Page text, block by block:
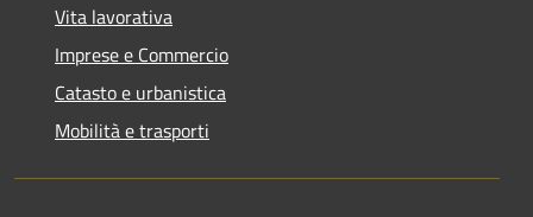
Vita lavorativa
Imprese e Commercio
Catasto e urbanistica
Mobilità e trasporti